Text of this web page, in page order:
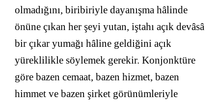
olmadığını, biribiriyle dayanışma hâlinde
önüne çıkan her şeyi yutan, iştahı açık devâsâ
bir çıkar yumağı hâline geldiğini açık
yüreklilikle söylemek gerekir. Konjonktüre
göre bazen cemaat, bazen hizmet, bazen
himmet ve bazen şirket görünümleriyle